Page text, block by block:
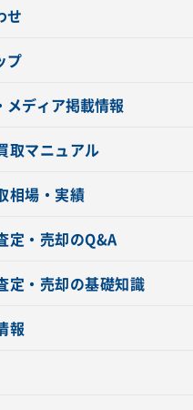
せ
プ
メディア掲載情報
取マニュアル
相場・実績
定・売却のQ&A
定・売却の基礎知識
報